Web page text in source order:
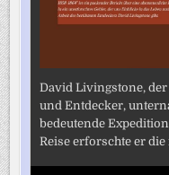
David Livingstone,
und Entdecker,
bedeutende
Reise erforschte er